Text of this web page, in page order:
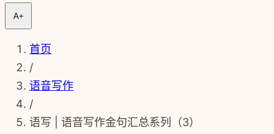
A+
首页
/
语音写作
/
语写 | 语音写作金句汇总系列（3）